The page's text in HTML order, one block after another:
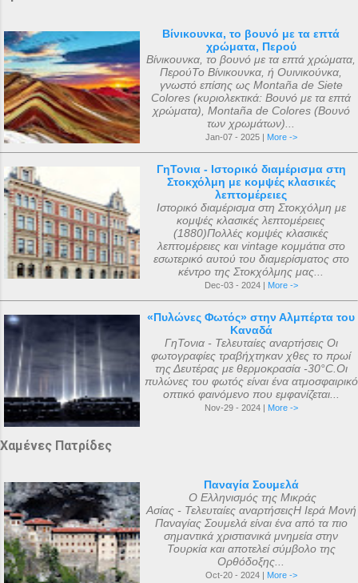
Βίνικουνκα, το βουνό με τα επτά
χρώματα, Περού
Βίνικουνκα, το βουνό με τα επτά χρώματα,
ΠερούΤο Βίνικουνκα, ή Ουινικούνκα,
γνωστό επίσης ως Montaña de Siete
Colores (κυριολεκτικά: Βουνό με τα επτά
χρώματα), Montaña de Colores (Βουνό
των χρωμάτων)...
Jan-07 - 2025 | More ->
ΓηΤονια - Ιστορικό διαμέρισμα στη
Στοκχόλμη με κομψές κλασικές
λεπτομέρειες
Ιστορικό διαμέρισμα στη Στοκχόλμη με
κομψές κλασικές λεπτομέρειες
(1880)Πολλές κομψές κλασικές
λεπτομέρειες και vintage κομμάτια στο
εσωτερικό αυτού του διαμερίσματος στο
κέντρο της Στοκχόλμης μας...
Dec-03 - 2024 | More ->
«Πυλώνες Φωτός» στην Αλμπέρτα του
Καναδά
ΓηΤονια - Τελευταίες αναρτήσεις Οι
φωτογραφίες τραβήχτηκαν χθες το πρωί
της Δευτέρας με θερμοκρασία -30°C.Οι
πυλώνες του φωτός είναι ένα ατμοσφαιρικό
οπτικό φαινόμενο που εμφανίζεται...
Nov-29 - 2024 | More ->
Χαμένες Πατρίδες
Παναγία Σουμελά
Ο Ελληνισμός της Μικράς
Ασίας - Τελευταίες αναρτήσειςΗ Ιερά Μονή
Παναγίας Σουμελά είναι ένα από τα πιο
σημαντικά χριστιανικά μνημεία στην
Τουρκία και αποτελεί σύμβολο της
Ορθόδοξης...
Oct-20 - 2024 | More ->